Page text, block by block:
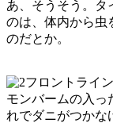
あ、そうそう。タ
のは、体内から虫
のだとか。
フロントライ
モンバームの入っ
れでダニがつかな